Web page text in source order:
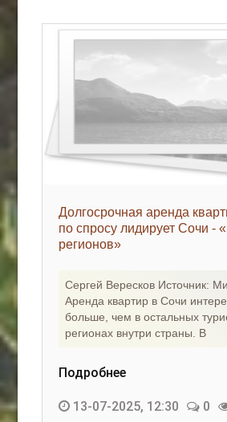
Долгосрочная аренда
по спросу лидирует Сочи -
регионов»
Сергей Вересков Источник:
Аренда квартир в Сочи
больше, чем в остальных
регионах внутри страны. В
Подробнее
13-07-2025, 12:30 0